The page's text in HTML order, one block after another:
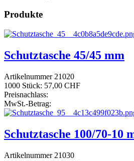
Produkte
Schutztasche 45/45 mm
Artikelnummer 21020
1000 Stück: 57,00 CHF
Preisnachlass:
MwSt.-Betrag:
Schutztasche 100/70-10
Artikelnummer 21030